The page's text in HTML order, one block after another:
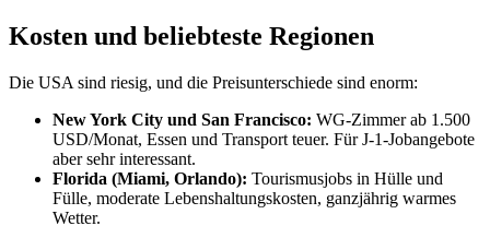
Kosten und beliebteste Regionen
Die USA sind riesig, und die Preisunterschiede sind enorm:
New York City und San Francisco: WG-Zimmer ab 1.500
USD/Monat, Essen und Transport teuer. Für J-1-Jobangebote
aber sehr interessant.
Florida (Miami, Orlando): Tourismusjobs in Hülle und
Fülle, moderate Lebenshaltungskosten, ganzjährig warmes
Wetter.